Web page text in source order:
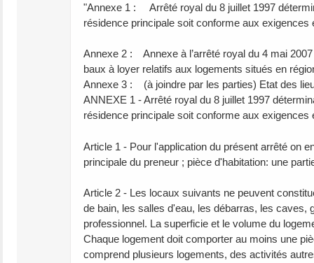
"Annexe 1 : Arrêté royal du 8 juillet 1997
résidence principale soit conforme aux
Annexe 2 : Annexe à l’arrêté royal du 4 mai
baux à loyer relatifs aux logements situés en
Annexe 3 : (à joindre par les parties) Etat des
ANNEXE 1 - Arrêté royal du 8 juillet 1997
résidence principale soit conforme aux
Article 1 - Pour l'application du présent arrêté on
principale du preneur ; pièce d'habitation: une
Article 2 - Les locaux suivants ne peuvent
de bain, les salles d'eau, les débarras, les caves,
professionnel. La superficie et le volume du
Chaque logement doit comporter au moins une
comprend plusieurs logements, des activités